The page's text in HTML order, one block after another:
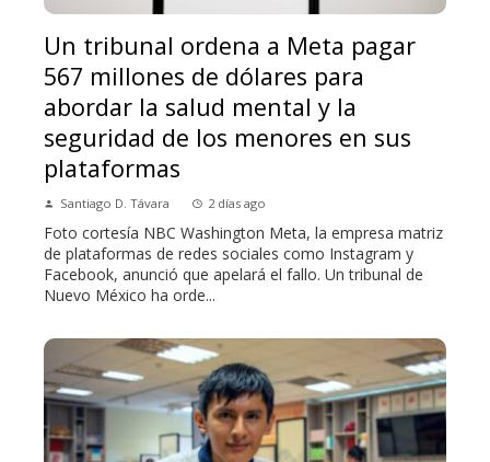
Un tribunal ordena a Meta pagar
567 millones de dólares para
abordar la salud mental y la
seguridad de los menores en sus
plataformas
Santiago D. Távara 2 días ago
Foto cortesía NBC Washington Meta, la empresa matriz
de plataformas de redes sociales como Instagram y
Facebook, anunció que apelará el fallo. Un tribunal de
Nuevo México ha orde...